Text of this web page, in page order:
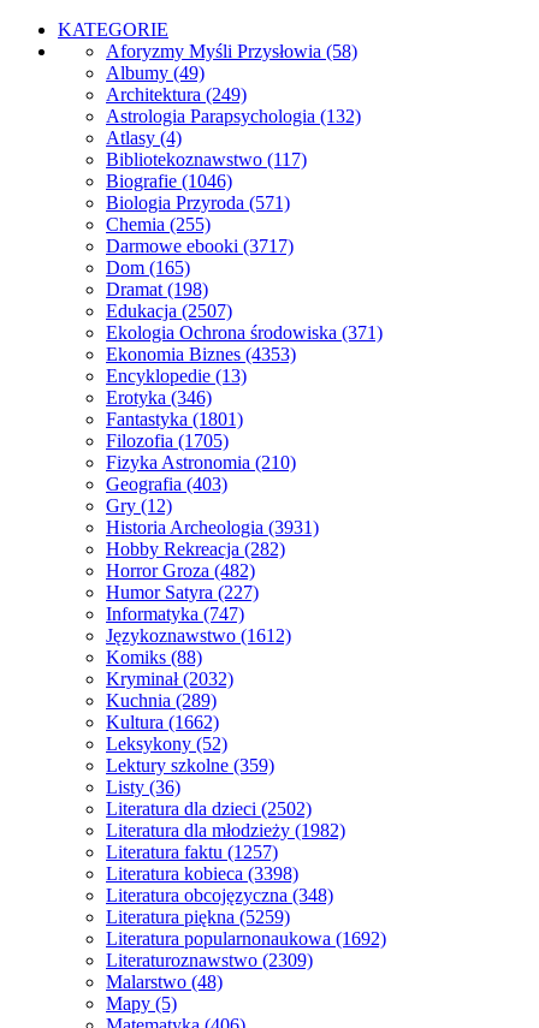
KATEGORIE
Aforyzmy Myśli Przysłowia (58)
Albumy (49)
Architektura (249)
Astrologia Parapsychologia (132)
Atlasy (4)
Bibliotekoznawstwo (117)
Biografie (1046)
Biologia Przyroda (571)
Chemia (255)
Darmowe ebooki (3717)
Dom (165)
Dramat (198)
Edukacja (2507)
Ekologia Ochrona środowiska (371)
Ekonomia Biznes (4353)
Encyklopedie (13)
Erotyka (346)
Fantastyka (1801)
Filozofia (1705)
Fizyka Astronomia (210)
Geografia (403)
Gry (12)
Historia Archeologia (3931)
Hobby Rekreacja (282)
Horror Groza (482)
Humor Satyra (227)
Informatyka (747)
Językoznawstwo (1612)
Komiks (88)
Kryminał(2032)
Kuchnia (289)
Kultura (1662)
Leksykony (52)
Lektury szkolne (359)
Listy (36)
Literatura dla dzieci (2502)
Literatura dla młodzieży (1982)
Literatura faktu (1257)
Literatura kobieca (3398)
Literatura obcojęzyczna (348)
Literatura piękna (5259)
Literatura popularnonaukowa (1692)
Literaturoznawstwo (2309)
Malarstwo (48)
Mapy (5)